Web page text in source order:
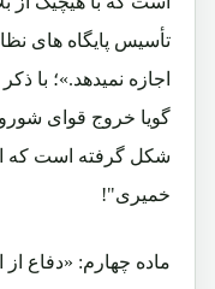
تأسیس پایگاه های
اجازه نمیدهد.»؛ با
گویا خروج قوای
شکل گرفته است که
خمیری"!
ماده چهارم: «دفاع